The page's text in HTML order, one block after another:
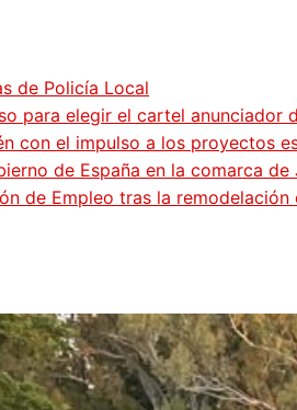
de Policía Local
para elegir el cartel anunciador
con el impulso a los proyectos
de España en la comarca de
de Empleo tras la remodelación